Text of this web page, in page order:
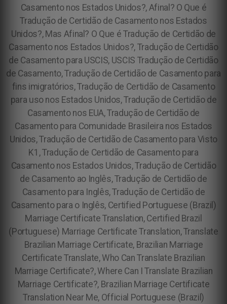
Casamento nos Estados Unidos?, Afinal? O Que é
Tradução de Certidão de Casamento nos Estados
Unidos?, Mas Afinal? O Que é Tradução de Certidão de
Casamento nos Estados Unidos?, Tradução de Certidão
de Casamento para USCIS, USCIS Tradução de Certidão
de Casamento, Tradução de Certidão de Casamento para
fins imigratórios, Tradução de Certidão de Casamento
para uso nos Estados Unidos, Tradução de Certidão de
Casamento nos EUA, Tradução de Certidão de
Casamento para Comunidade Brasileira nos Estados
Unidos, Tradução de Certidão de Casamento para Visto
K1, Tradução de Certidão de Casamento para
Casamento nos Estados Unidos, Tradução de Certidão
de Casamento ao Inglês, Tradução de Certidão de
Casamento para Inglês, Tradução de Certidão de
Casamento para o Inglês, Certified Portuguese (Brazil)
Marriage Certificate Translation, Certified Brazil
(Portuguese) Marriage Certificate Translation, Translate
Brazilian Marriage Certificate, Brazilian Marriage
Certificate Translate, Who Can Translate Brazilian
Marriage Certificate?, Where Can I Translate Brazilian
Marriage Certificate?, Brazilian Marriage Certificate
Translation Near Me, Official Portuguese (Brazil)